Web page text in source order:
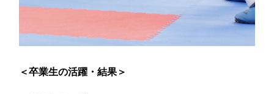
＜卒業生の活躍・結果＞